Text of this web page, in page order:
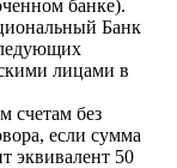
банке).
Банк
лицами в
счетам без
если сумма
эквивалент 50